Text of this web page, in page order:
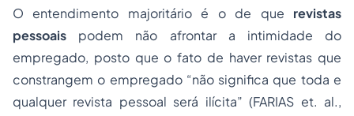
O entendimento majoritário é o de que revistas
pessoais podem não afrontar a intimidade do
empregado, posto que o fato de haver revistas que
constrangem o empregado “não significa que toda e
qualquer revista pessoal será ilícita” (FARIAS et. al.,